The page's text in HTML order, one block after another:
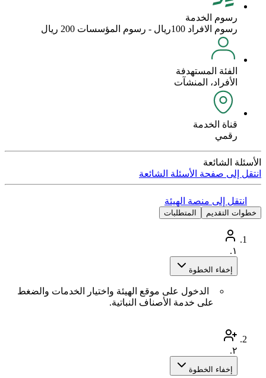
رسوم الخدمة
رسوم الافراد 100ريال - رسوم المؤسسات 200 ريال
الفئة المستهدفة
الأفراد، المنشآت
قناة الخدمة
رقمي
الأسئلة الشائعة
انتقل إلى صفحة الأسئلة الشائعة
انتقل إلى منصة الهيئة
خطوات التقديم المتطلبات
١.
إخفاء الخطوة
الدخول على موقع الهيئة واختيار الخدمات والضغط
على خدمة الأصناف النباتية.
٢.
إخفاء الخطوة